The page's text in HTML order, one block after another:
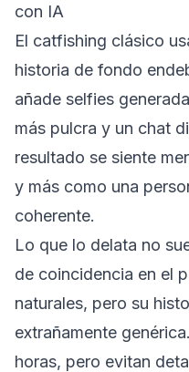
con IA
El catfishing clásico
historia de fondo
añade selfies
más pulcra y un chat
resultado se siente
y más como una
coherente.
Lo que lo delata no
de coincidencia en el
naturales, pero su
extrañamente
horas, pero evitan